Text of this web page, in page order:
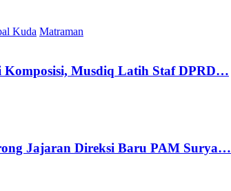
Kuda Matraman
Komposisi, Musdiq Latih Staf DPRD…
Jajaran Direksi Baru PAM Surya…